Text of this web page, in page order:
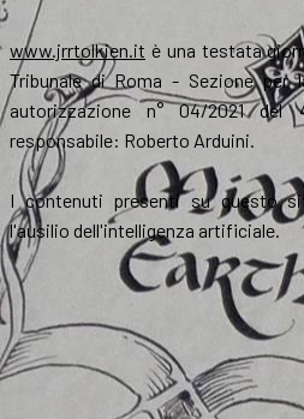
www.jrrtolkien.it è una testata
Tribunale di Roma - Sezione per
autorizzazione n° 04/2021 del
responsabile: Roberto Arduini.
I contenuti presenti su questo
l'ausilio dell'intelligenza artificiale.